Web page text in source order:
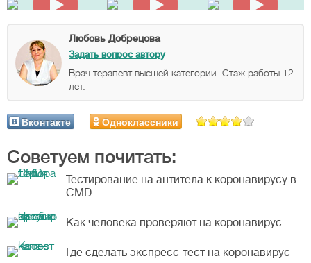
Любовь Добрецова
Задать вопрос автору
Врач-терапевт высшей категории. Стаж работы 12
лет.
Вконтакте Одноклассники
Советуем почитать:
Тестирование на антитела к коронавирусу в
CMD
Как человека проверяют на коронавирус
Где сделать экспресс-тест на коронавирус